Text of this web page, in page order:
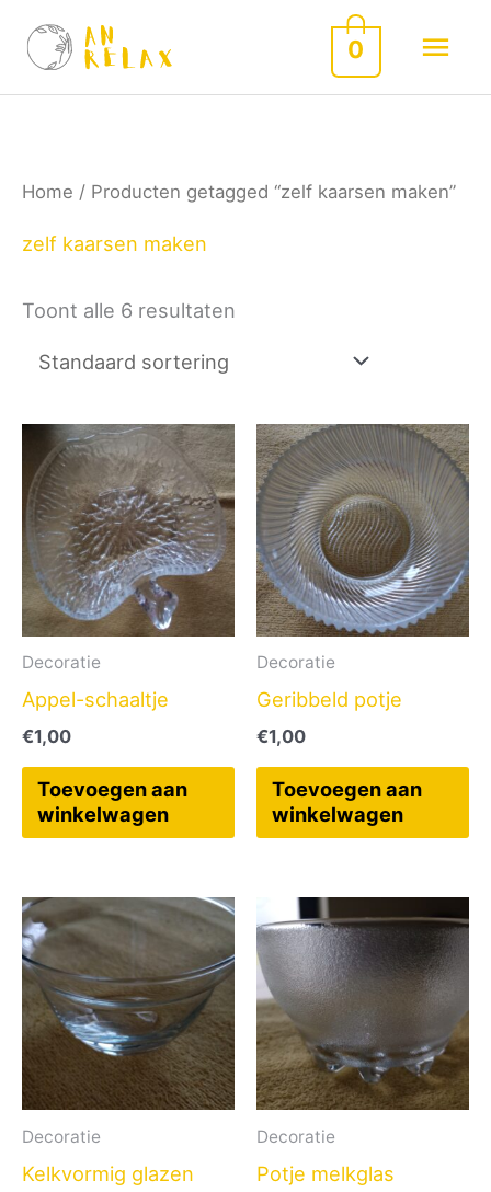
naar
0
Home / Producten getagged “zelf kaarsen maken”
zelf kaarsen maken
Toont alle 6 resultaten
Decoratie
Appel-schaaltje
€1,00
Toevoegen aan
winkelwagen
Decoratie
Geribbeld potje
€1,00
Toevoegen aan
winkelwagen
Decoratie
Kelkvormig glazen
Decoratie
Potje melkglas